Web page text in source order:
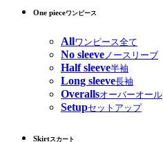
One pieceワンピース
Allワンピース全て
No sleeveノースリーブ
Half sleeve半袖
Long sleeve長袖
Overallsオーバーオール
Setupセットアップ
Skirtスカート